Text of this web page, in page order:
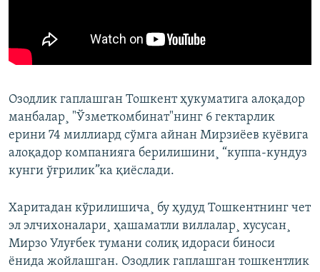
Озодлик гаплашган Тошкент ҳукуматига алоқадор
манбалар¸ "Ўзметкомбинат"нинг 6 гектарлик
ерини 74 миллиард сўмга айнан Мирзиëев куëвига
алоқадор компанияга берилишини¸ “куппа-кундуз
кунги ўғрилик”ка қиëслади.
Харитадан кўрилишича¸ бу ҳудуд Тошкентнинг чет
эл элчихоналари¸ ҳашаматли виллалар¸ хусусан¸
Мирзо Улуғбек тумани солиқ идораси биноси
ëнида жойлашган. Озодлик гаплашган тошкентлик